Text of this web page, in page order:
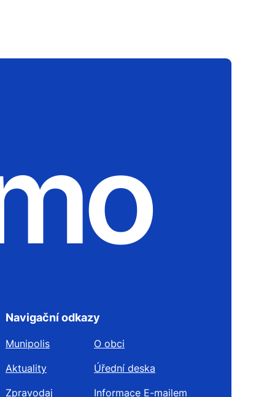
Navigační odkazy
Munipolis
O obci
Aktuality
Úřední deska
Zpravodaj
Informace E-mailem